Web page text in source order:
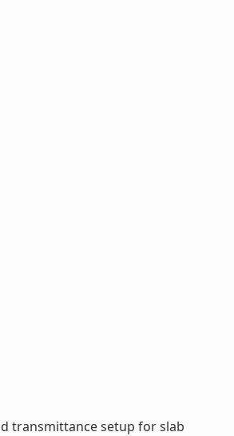
transmittance setup for slab